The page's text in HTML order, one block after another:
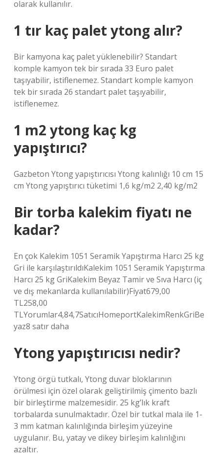
olarak kullanılır.
1 tır kaç palet ytong alır?
Bir kamyona kaç palet yüklenebilir? Standart
komple kamyon tek bir sırada 33 Euro palet
taşıyabilir, istiflenemez. Standart komple kamyon
tek bir sırada 26 standart palet taşıyabilir,
istiflenemez.
1 m2 ytong kaç kg
yapıştırıcı?
Gazbeton Ytong yapıştırıcısı Ytong kalınlığı 10 cm 15
cm Ytong yapıştırıcı tüketimi 1,6 kg/m2 2,40 kg/m2
Bir torba kalekim fiyatı ne
kadar?
En çok Kalekim 1051 Seramik Yapıştırma Harcı 25 kg
Gri ile karşılaştırıldıKalekim 1051 Seramik Yapıştırma
Harcı 25 kg GriKalekim Beyaz Tamir ve Sıva Harcı (iç
ve dış mekanlarda kullanılabilir)Fiyat679,00
TL258,00
TLYorumlar4,84,7SatıcıHomeportKalekimRenkGriBe
yaz8 satır daha
Ytong yapıştırıcısı nedir?
Ytong örgü tutkalı, Ytong duvar bloklarının
örülmesi için özel olarak geliştirilmiş çimento bazlı
bir birleştirme malzemesidir. 25 kg’lık kraft
torbalarda sunulmaktadır. Özel bir tutkal mala ile 1-
3 mm katman kalınlığında birleşim yüzeyine
uygulanır. Bu, yatay ve dikey birleşim kalınlığını
azaltır.